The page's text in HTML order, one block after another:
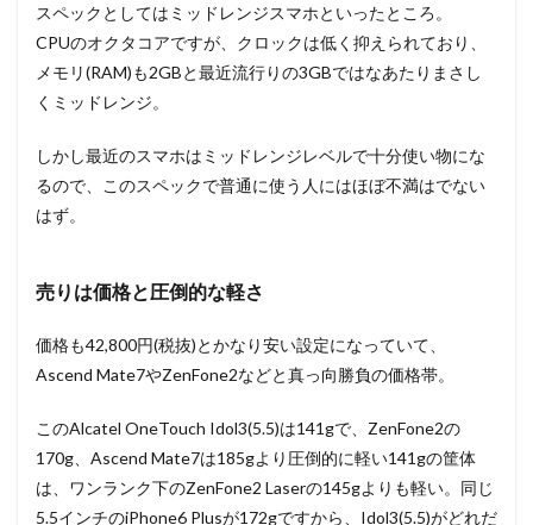
スペックとしてはミッドレンジスマホといったところ。
CPUのオクタコアですが、クロックは低く抑えられており、
メモリ(RAM)も2GBと最近流行りの3GBではなあたりまさし
くミッドレンジ。
しかし最近のスマホはミッドレンジレベルで十分使い物にな
るので、このスペックで普通に使う人にはほぼ不満はでない
はず。
売りは価格と圧倒的な軽さ
価格も42,800円(税抜)とかなり安い設定になっていて、
Ascend Mate7やZenFone2などと真っ向勝負の価格帯。
このAlcatel OneTouch Idol3(5.5)は141gで、ZenFone2の
170g、Ascend Mate7は185gより圧倒的に軽い141gの筐体
は、ワンランク下のZenFone2 Laserの145gよりも軽い。同じ
5.5インチのiPhone6 Plusが172gですから、Idol3(5.5)がどれだ